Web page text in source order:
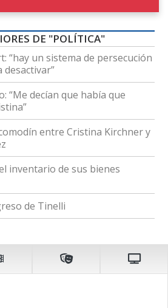
DE "POLÍTICA"
“hay un sistema de persecución
desactivar”
“Me decían que había que
entre Cristina Kirchner y
inventario de sus bienes
de Tinelli